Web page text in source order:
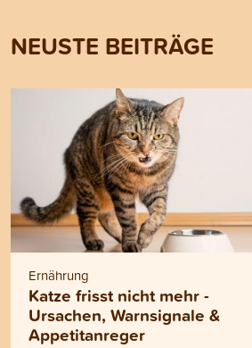
NEUSTE BEITRÄGE
Ernährung
Katze frisst nicht mehr -
Ursachen, Warnsignale &
Appetitanreger